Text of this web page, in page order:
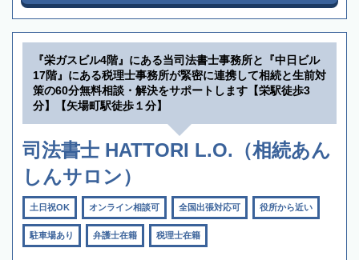
『栄ガスビル4階』にある当司法書士事務所と『中日ビル
17階』にある税理士事務所が緊密に連携して相続と生前対
策の60分無料相談・解決をサポートします【栄駅徒歩3
分】【矢場町駅徒歩１分】
司法書士 HATTORI L.O.（相続あん
しんサロン）
土日祝OK オンライン相談可 全国出張対応可 役所から近い
駐車場あり 弁護士在籍 税理士在籍